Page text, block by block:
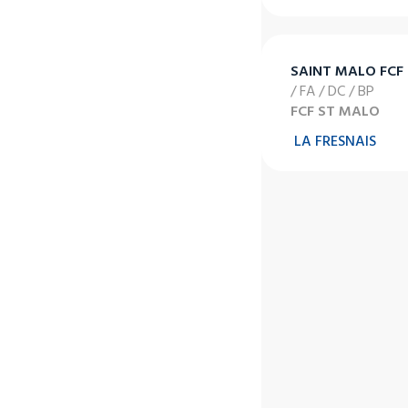
SAINT MALO FCF
/ FA / DC / BP
FCF ST MALO
LA FRESNAIS